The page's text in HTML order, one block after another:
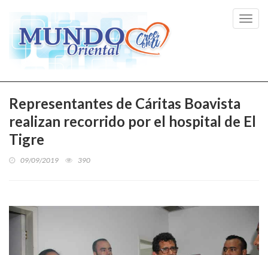
Representantes de Cáritas Boavista
realizan recorrido por el hospital de El
Tigre
09/09/2019 390